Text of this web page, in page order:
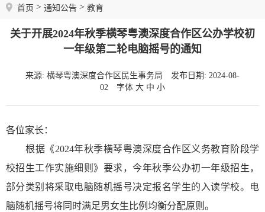
首页 > 通知公告 > 教育
关于开展2024年秋季横琴粤澳深度合作区公办学校初
一年级第二轮电脑摇号的通知
来源: 横琴粤澳深度合作区民生事务局
发布日期: 2024-08-
02
字体 大 中 小
各位家长：
根据《2024年秋季横琴粤澳深度合作区义务教育阶段学
校招生工作实施细则》要求，今年秋季公办初一年级招生，
部分类别将采取电脑随机摇号决定报名学生的入读学校。电
脑随机摇号将同时满足男女生比例均衡分配原则。